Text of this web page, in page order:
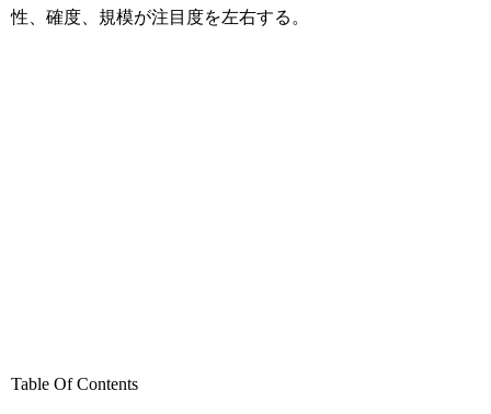
性、確度、規模が注目度を左右する。
Table Of Contents